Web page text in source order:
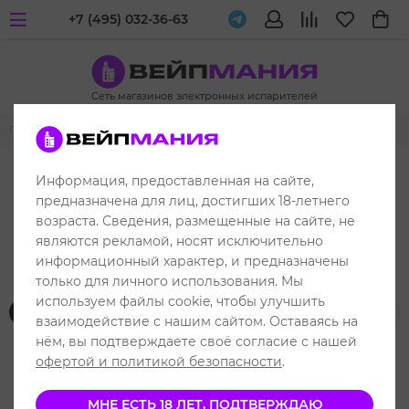
Сеть магазинов электронных испарителей
+7 (495) 032-36-63
Главная Все бренды
Вейп продукция от RONIN
Фильтр товаров
Информация, предоставленная на сайте,
предназначена для лиц, достигших 18-летнего
возраста. Сведения, размещенные на сайте, не
являются рекламой, носят исключительно
информационный характер, и предназначены
только для личного использования. Мы
используем файлы cookie, чтобы улучшить
взаимодействие с нашим сайтом. Оставаясь на
нём, вы подтверждаете своё согласие с нашей
офертой и политикой безопасности.
МНЕ ЕСТЬ 18 ЛЕТ, ПОДТВЕРЖДАЮ